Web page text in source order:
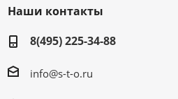
Наши контакты
8(495) 225-34-88
info@s-t-o.ru